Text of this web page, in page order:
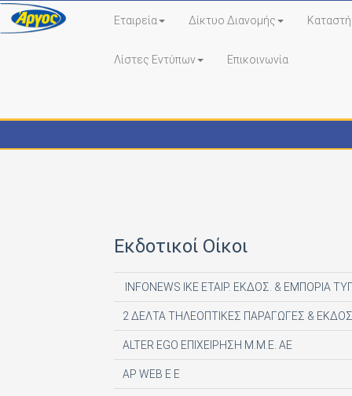
Εταιρεία Δίκτυο Διανομής
Λίστες Εντύπων Επικοινωνία
Εκδοτικοί Οίκοι
INFONEWS ΙΚΕ ΕΤΑΙΡ. ΕΚΔΟΣ. & ΕΜΠΟΡΙΑ
2 ΔΕΛΤΑ ΤΗΛΕΟΠΤΙΚΕΣ ΠΑΡΑΓΩΓΕΣ &
ALTER EGO ΕΠΙΧΕΙΡΗΣΗ Μ.Μ.Ε. ΑΕ
AP WEB Ε Ε